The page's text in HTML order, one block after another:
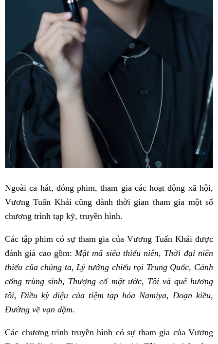
Ngoài ca hát, đóng phim, tham gia các hoạt động xã hội,
Vương Tuấn Khải cũng dành thời gian tham gia một số
chương trình tạp kỹ, truyền hình.
Các tập phim có sự tham gia của Vương Tuấn Khải được
đánh giá cao gồm:Mật mã siêu thiếu niên, Thời đại niên
thiếu của chúng ta, Lý tưởng chiếu rọi Trung Quốc, Cánh
cổng trùng sinh, Thượng cổ mật ước, Tôi và quê hương
tôi, Điều kỳ diệu của tiệm tạp hóa Namiya, Đoạn kiều,
Đường về vạn dặm.
Các chương trình truyền hình có sự tham gia của Vương